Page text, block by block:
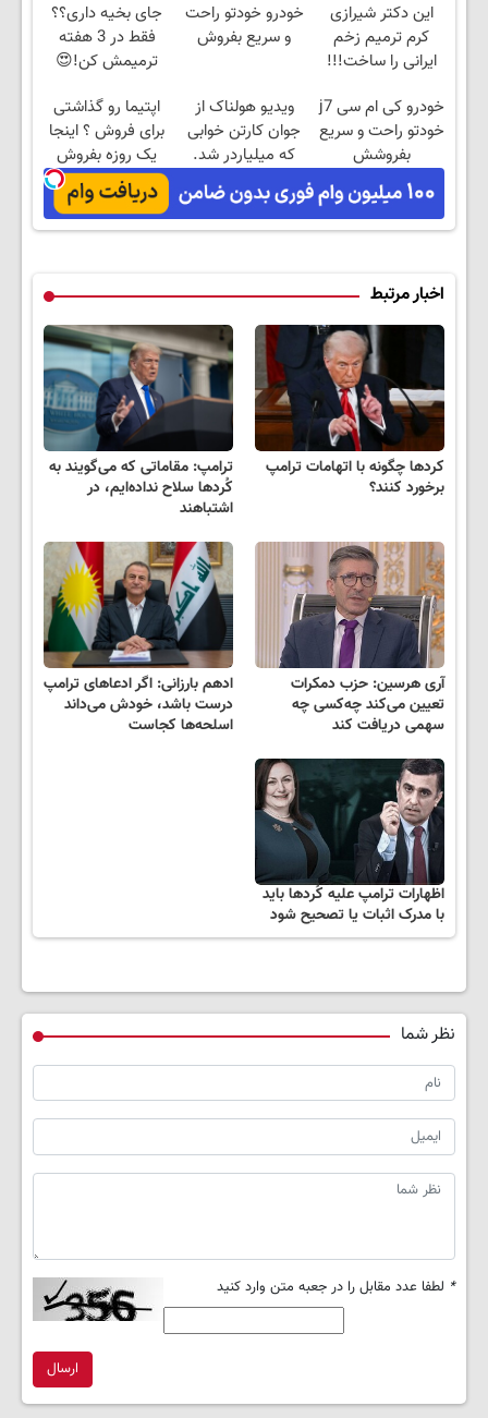
این دکتر شیرازی
کرم ترمیم زخم
ایرانی را ساخت!!!
خودرو خودتو راحت
و سریع بفروش
جای بخیه داری؟؟
فقط در 3 هفته
ترمیمش کن!😍
خودرو کی ام سی j7
خودتو راحت و سریع
بفروشش
ویدیو هولناک از
جوان کارتن خوابی
که میلیاردر شد.
آموزش رایگان
اپتیما رو گذاشتی
برای فروش ؟ اینجا
یک روزه بفروش
اخبار مرتبط
کردها چگونه با اتهامات ترامپ
برخورد کنند؟
ترامپ: مقاماتی که می‌گویند به
کُردها سلاح نداده‌ایم، در
اشتباهند
آری هرسین: حزب دمکرات
تعیین می‌کند چەکسی چه
سهمی دریافت کند
ادهم بارزانی: اگر ادعاهای ترامپ
درست باشد، خودش می‌داند
اسلحه‌ها کجاست
اظهارات ترامپ علیه کُردها باید
با مدرک اثبات یا تصحیح شود
نظر شما
* لطفا عدد مقابل را در جعبه متن وارد کنید
ارسال